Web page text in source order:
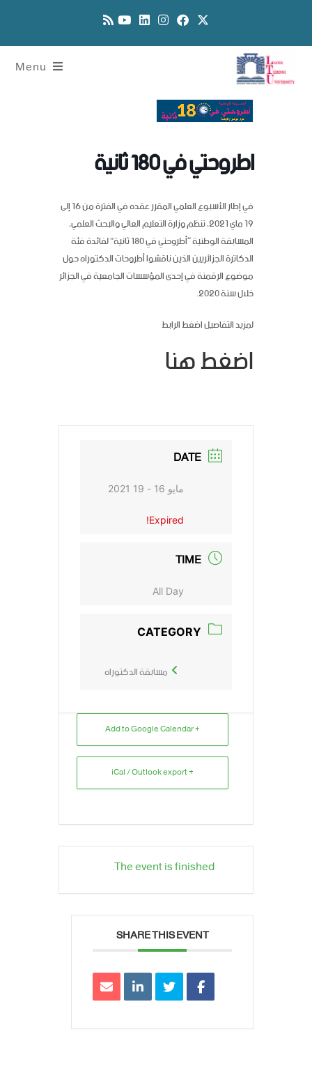
Menu
اطروحتي في 180 ثانية
في إطار الأسبوع العلمي المقرر عقده في الفترة من 16 إلى
19 ماي 2021، تنظم وزارة التعليم العالي والبحث العلمي،
المسابقة الوطنية “أطروحتي في 180 ثانية” لفائدة فئة
الدكاترة الجزائريين الذين ناقشوا أطروحات الدكتوراه حول
موضوع الرقمنة في إحدى المؤسسات الجامعية في الجزائر
خلال سنة 2020.
لمزيد التفاصيل اضغط الرابط
اضغط هنا
DATE
مايو 16 - 19 2021
Expired!
TIME
All Day
CATEGORY
مسابقة الدكتوراه
+ Add to Google Calendar
+ iCal / Outlook export
The event is finished.
SHARE THIS EVENT